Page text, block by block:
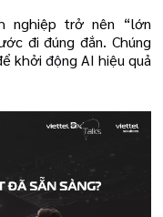
nghiệp trở nên “lớn
đi đúng đắn. Chúng
khởi động AI hiệu quả